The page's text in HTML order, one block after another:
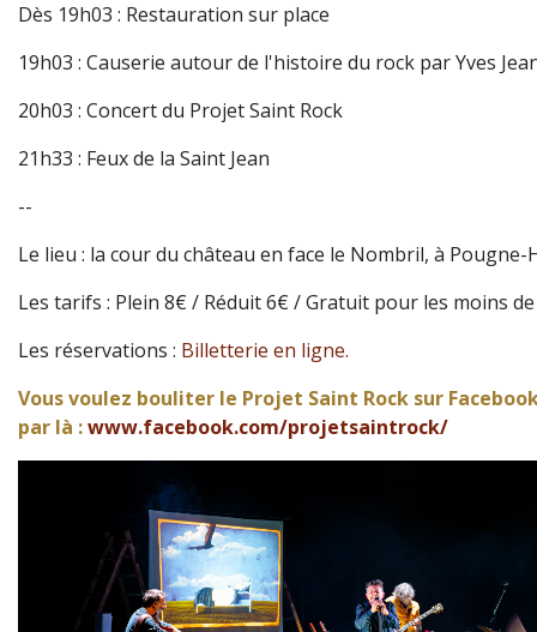
Dès 19h03 : Restauration sur place
19h03 : Causerie autour de l'histoire du rock par Yves
20h03 : Concert du Projet Saint Rock
21h33 : Feux de la Saint Jean
--
Le lieu : la cour du château en face le Nombril, à Pougne-
Les tarifs : Plein 8€ / Réduit 6€ / Gratuit pour les moins de
Les réservations : Billetterie en ligne.
Vous voulez bouliter le Projet Saint Rock sur
par là :www.facebook.com/projetsaintrock/